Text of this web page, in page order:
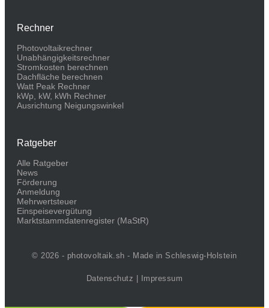
Rechner
Photovoltaikrechner
Unabhängigkeitsrechner
Stromkosten berechnen
Dachfläche berechnen
Watt Peak Rechner
kWp, kW, kWh Rechner
Ausrichtung Neigungswinkel
Ratgeber
Alle Ratgeber
News
Förderung
Anmeldung
Mehrwertsteuer
Einspeisevergütung
Marktstammdaten­register (MaStR)
© 2026 - photovoltaik.sh - Made in Schleswig-Holstein
Datenschutz | Impressum